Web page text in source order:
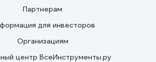
Партнерам
для инвесторов
Организациям
центр ВсеИнструменты.ру